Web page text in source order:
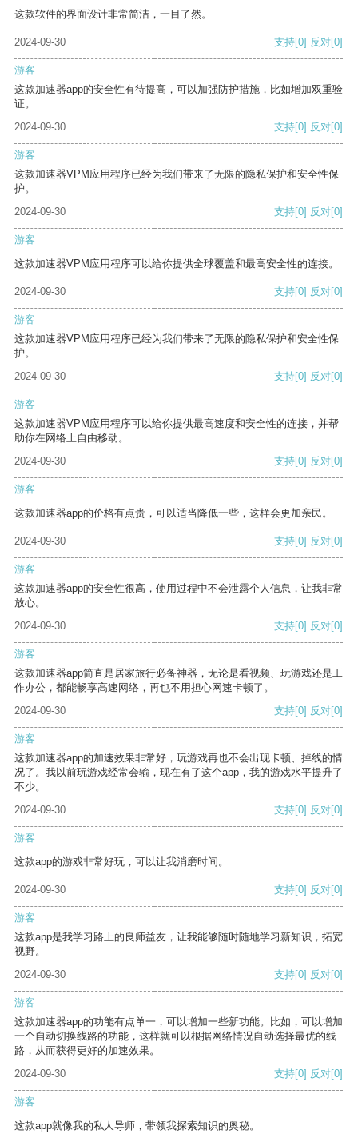
这款软件的界面设计非常简洁，一目了然。
2024-09-30 支持[0] 反对[0]
游客
这款加速器app的安全性有待提高，可以加强防护措施，比如增加双重验
证。
2024-09-30
支持[0] 反对[0]
游客
这款加速器VPM应用程序已经为我们带来了无限的隐私保护和安全性保
护。
2024-09-30
支持[0] 反对[0]
游客
这款加速器VPM应用程序可以给你提供全球覆盖和最高安全性的连接。
2024-09-30 支持[0] 反对[0]
游客
这款加速器VPM应用程序已经为我们带来了无限的隐私保护和安全性保
护。
2024-09-30
支持[0] 反对[0]
游客
这款加速器VPM应用程序可以给你提供最高速度和安全性的连接，并帮
助你在网络上自由移动。
2024-09-30
支持[0] 反对[0]
游客
这款加速器app的价格有点贵，可以适当降低一些，这样会更加亲民。
2024-09-30 支持[0] 反对[0]
游客
这款加速器app的安全性很高，使用过程中不会泄露个人信息，让我非常
放心。
2024-09-30
支持[0] 反对[0]
游客
这款加速器app简直是居家旅行必备神器，无论是看视频、玩游戏还是工
作办公，都能畅享高速网络，再也不用担心网速卡顿了。
2024-09-30
支持[0] 反对[0]
游客
这款加速器app的加速效果非常好，玩游戏再也不会出现卡顿、掉线的情
况了。我以前玩游戏经常会输，现在有了这个app，我的游戏水平提升了
不少。
2024-09-30
支持[0] 反对[0]
游客
这款app的游戏非常好玩，可以让我消磨时间。
2024-09-30 支持[0] 反对[0]
游客
这款app是我学习路上的良师益友，让我能够随时随地学习新知识，拓宽
视野。
2024-09-30
支持[0] 反对[0]
游客
这款加速器app的功能有点单一，可以增加一些新功能。比如，可以增加
一个自动切换线路的功能，这样就可以根据网络情况自动选择最优的线
路，从而获得更好的加速效果。
2024-09-30
支持[0] 反对[0]
游客
这款app就像我的私人导师，带领我探索知识的奥秘。